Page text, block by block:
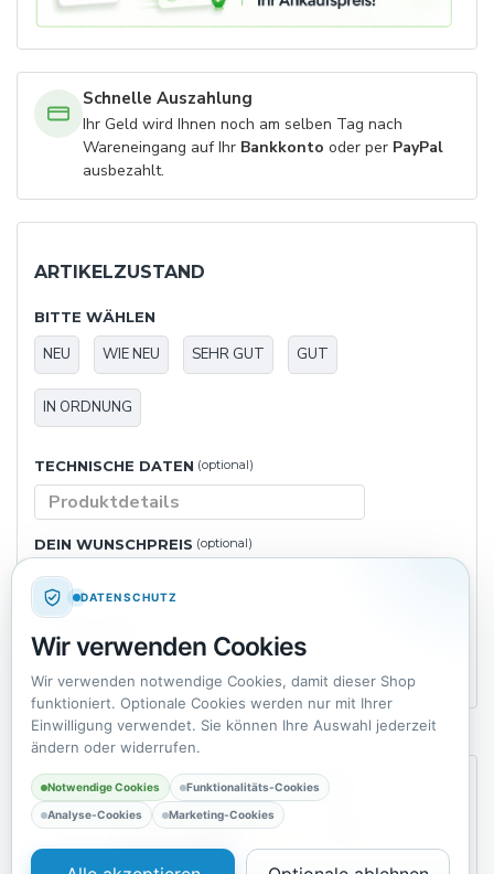
Schnelle Auszahlung
Ihr Geld wird Ihnen noch am selben Tag nach
Wareneingang auf Ihr Bankkonto oder per PayPal
ausbezahlt.
ARTIKELZUSTAND
BITTE WÄHLEN
NEU WIE NEU SEHR GUT GUT
IN ORDNUNG
TECHNISCHE DATEN (optional)
DEIN WUNSCHPREIS (optional)
PRODUKTBILD
DATEI HOCHLADEN
AVATEL BEWERTUNGEN
DATENSCHUTZ
Wir verwenden Cookies
Wir verwenden notwendige Cookies, damit dieser Shop
funktioniert. Optionale Cookies werden nur mit Ihrer
Einwilligung verwendet. Sie können Ihre Auswahl jederzeit
ändern oder widerrufen.
Notwendige Cookies Funktionalitäts-Cookies
Analyse-Cookies Marketing-Cookies